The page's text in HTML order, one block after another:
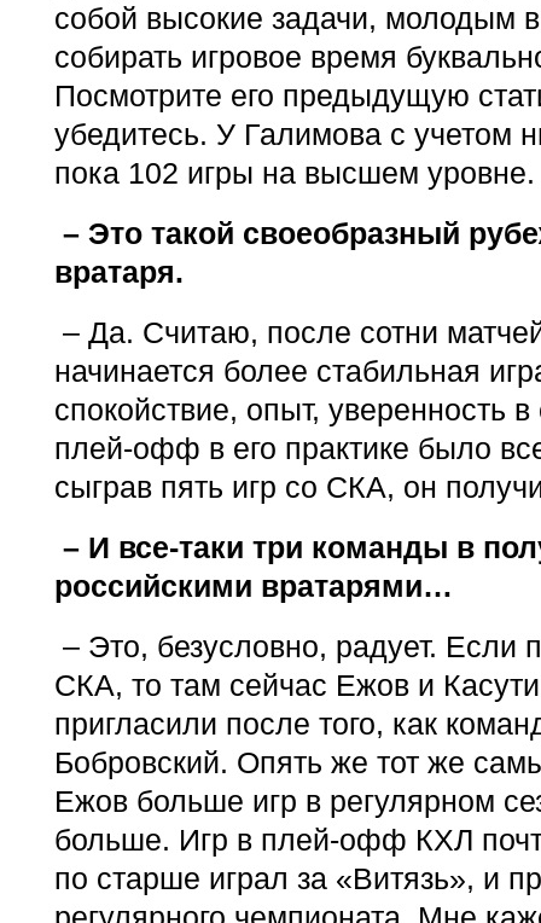
собой высокие задачи, молодым
собирать игровое время
Посмотрите его предыдущую
убедитесь. У Галимова с учетом
пока 102 игры на высшем уровне.
– Это такой своеобразный
вратаря.
– Да. Считаю, после сотни
начинается более стабильная
спокойствие, опыт, уверенность
плей-офф в его практике было
сыграв пять игр со СКА, он
– И все-таки три команды в
российскими вратарями…
– Это, безусловно, радует. Если
СКА, то там сейчас Ежов и
пригласили после того, как
Бобровский. Опять же тот же
Ежов больше игр в регулярном
больше. Игр в плей-офф КХЛ
по старше играл за «Витязь», и